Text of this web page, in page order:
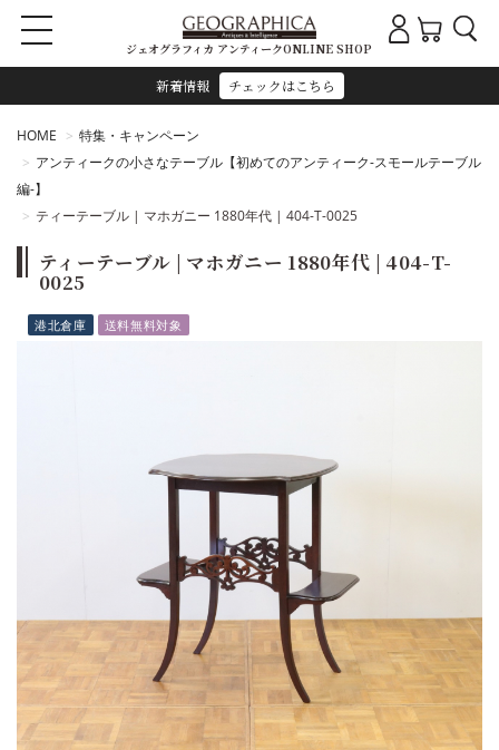
新着情報 チェックはこちら
ジェオグラフィカ アンティークONLINE SHOP
HOME
特集・キャンペーン
アンティークの小さなテーブル【初めてのアンティーク-スモールテーブル
編-】
ティーテーブル | マホガニー 1880年代 | 404-T-0025
ティーテーブル | マホガニー 1880年代 | 404-T-
0025
港北倉庫 送料無料対象